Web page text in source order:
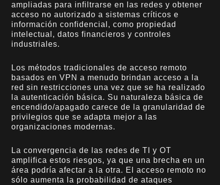
ampliadas para infiltrarse en las redes y obtener
acceso no autorizado a sistemas críticos e
información confidencial, como propiedad
intelectual, datos financieros y controles
industriales.
Los métodos tradicionales de acceso remoto
basados en VPN a menudo brindan acceso a la
red sin restricciones una vez que se ha realizado
la autenticación básica. Su naturaleza básica de
encendido/apagado carece de la granularidad de
privilegios que se adapta mejor a las
organizaciones modernas.
La convergencia de las redes de TI y OT
amplifica estos riesgos, ya que una brecha en un
área podría afectar a la otra. El acceso remoto no
sólo aumenta la probabilidad de ataques